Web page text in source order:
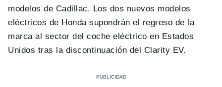
modelos de Cadillac. Los dos nuevos modelos
eléctricos de Honda supondrán el regreso de la
marca al sector del coche eléctrico en Estados
Unidos tras la discontinuación del Clarity EV.